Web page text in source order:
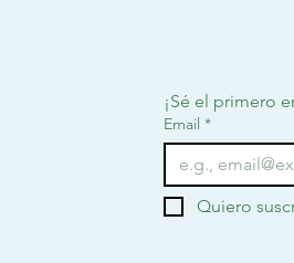
¡Sé el primero
Email *
Quiero